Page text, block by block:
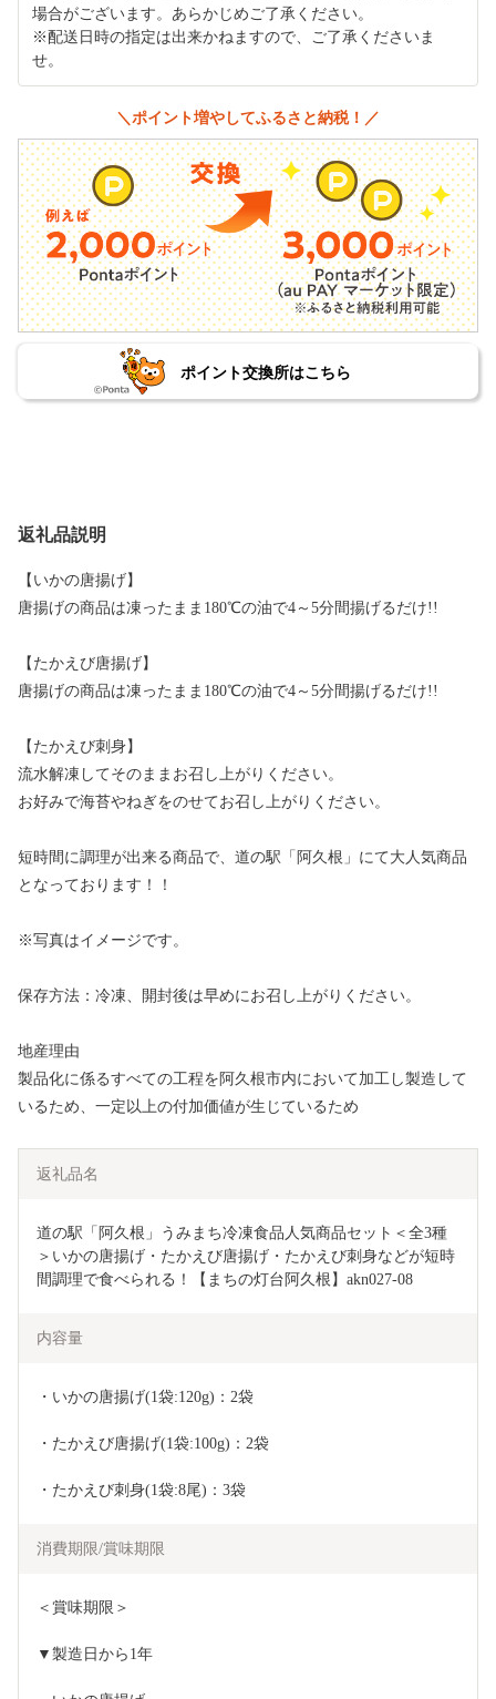
場合がございます。あらかじめご了承ください。
※配送日時の指定は出来かねますので、ご了承くださいま
せ。
＼ポイント増やしてふるさと納税！／
ポイント交換所はこちら
返礼品説明
【いかの唐揚げ】
唐揚げの商品は凍ったまま180℃の油で4～5分間揚げるだけ!!
【たかえび唐揚げ】
唐揚げの商品は凍ったまま180℃の油で4～5分間揚げるだけ!!
【たかえび刺身】
流水解凍してそのままお召し上がりください。
お好みで海苔やねぎをのせてお召し上がりください。
短時間に調理が出来る商品で、道の駅「阿久根」にて大人気商品
となっております！！
※写真はイメージです。
保存方法：冷凍、開封後は早めにお召し上がりください。
地産理由
製品化に係るすべての工程を阿久根市内において加工し製造して
いるため、一定以上の付加価値が生じているため
返礼品名
道の駅「阿久根」うみまち冷凍食品人気商品セット＜全3種
＞いかの唐揚げ・たかえび唐揚げ・たかえび刺身などが短時
間調理で食べられる！【まちの灯台阿久根】akn027-08
内容量
・いかの唐揚げ(1袋:120g)：2袋
・たかえび唐揚げ(1袋:100g)：2袋
・たかえび刺身(1袋:8尾)：3袋
消費期限/賞味期限
＜賞味期限＞
▼製造日から1年